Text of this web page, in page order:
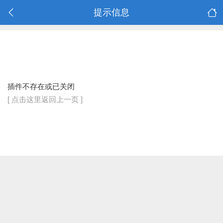
提示信息
插件不存在或已关闭
[ 点击这里返回上一页 ]